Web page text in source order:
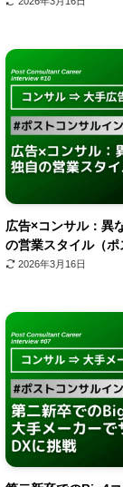
広告×コンサル：異
の営業スタイル（ポ
2026年3月16日